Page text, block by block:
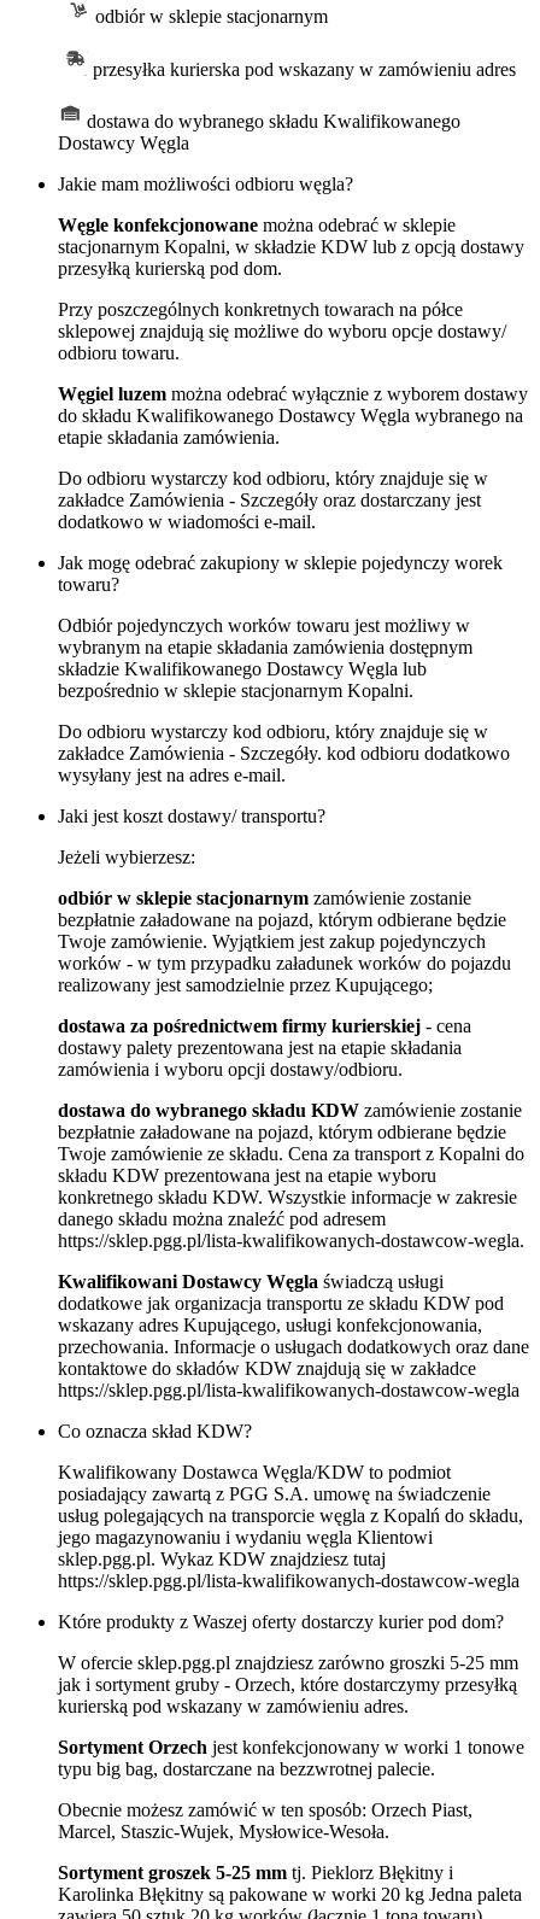
odbiór w sklepie stacjonarnym
przesyłka kurierska pod wskazany w zamówieniu adres
dostawa do wybranego składu Kwalifikowanego
Dostawcy Węgla
Jakie mam możliwości odbioru węgla?
Węgle konfekcjonowane można odebrać w sklepie
stacjonarnym Kopalni, w składzie KDW lub z opcją dostawy
przesyłką kurierską pod dom.
Przy poszczególnych konkretnych towarach na półce
sklepowej znajdują się możliwe do wyboru opcje dostawy/
odbioru towaru.
Węgiel luzem można odebrać wyłącznie z wyborem dostawy
do składu Kwalifikowanego Dostawcy Węgla wybranego na
etapie składania zamówienia.
Do odbioru wystarczy kod odbioru, który znajduje się w
zakładce Zamówienia - Szczegóły oraz dostarczany jest
dodatkowo w wiadomości e-mail.
Jak mogę odebrać zakupiony w sklepie pojedynczy worek
towaru?
Odbiór pojedynczych worków towaru jest możliwy w
wybranym na etapie składania zamówienia dostępnym
składzie Kwalifikowanego Dostawcy Węgla lub
bezpośrednio w sklepie stacjonarnym Kopalni.
Do odbioru wystarczy kod odbioru, który znajduje się w
zakładce Zamówienia - Szczegóły. kod odbioru dodatkowo
wysyłany jest na adres e-mail.
Jaki jest koszt dostawy/ transportu?
Jeżeli wybierzesz:
odbiór w sklepie stacjonarnym zamówienie zostanie
bezpłatnie załadowane na pojazd, którym odbierane będzie
Twoje zamówienie. Wyjątkiem jest zakup pojedynczych
worków - w tym przypadku załadunek worków do pojazdu
realizowany jest samodzielnie przez Kupującego;
dostawa za pośrednictwem firmy kurierskiej - cena
dostawy palety prezentowana jest na etapie składania
zamówienia i wyboru opcji dostawy/odbioru.
dostawa do wybranego składu KDW zamówienie zostanie
bezpłatnie załadowane na pojazd, którym odbierane będzie
Twoje zamówienie ze składu. Cena za transport z Kopalni do
składu KDW prezentowana jest na etapie wyboru
konkretnego składu KDW. Wszystkie informacje w zakresie
danego składu można znaleźć pod adresem
https://sklep.pgg.pl/lista-kwalifikowanych-dostawcow-wegla.
Kwalifikowani Dostawcy Węgla świadczą usługi
dodatkowe jak organizacja transportu ze składu KDW pod
wskazany adres Kupującego, usługi konfekcjonowania,
przechowania. Informacje o usługach dodatkowych oraz dane
kontaktowe do składów KDW znajdują się w zakładce
https://sklep.pgg.pl/lista-kwalifikowanych-dostawcow-wegla
Co oznacza skład KDW?
Kwalifikowany Dostawca Węgla/KDW to podmiot
posiadający zawartą z PGG S.A. umowę na świadczenie
usług polegających na transporcie węgla z Kopalń do składu,
jego magazynowaniu i wydaniu węgla Klientowi
sklep.pgg.pl. Wykaz KDW znajdziesz tutaj
https://sklep.pgg.pl/lista-kwalifikowanych-dostawcow-wegla
Które produkty z Waszej oferty dostarczy kurier pod dom?
W ofercie sklep.pgg.pl znajdziesz zarówno groszki 5-25 mm
jak i sortyment gruby - Orzech, które dostarczymy przesyłką
kurierską pod wskazany w zamówieniu adres.
Sortyment Orzech jest konfekcjonowany w worki 1 tonowe
typu big bag, dostarczane na bezzwrotnej palecie.
Obecnie możesz zamówić w ten sposób: Orzech Piast,
Marcel, Staszic-Wujek, Mysłowice-Wesoła.
Sortyment groszek 5-25 mm tj. Pieklorz Błękitny i
Karolinka Błękitny są pakowane w worki 20 kg Jedna paleta